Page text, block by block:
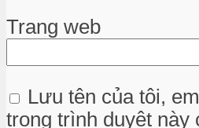
Trang web
Lưu tên của tôi,
trong trình duyệt này